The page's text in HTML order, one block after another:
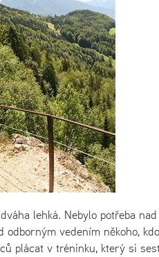
lehká. Nebylo potřeba
vedením někoho,
plácat v tréninku, který si